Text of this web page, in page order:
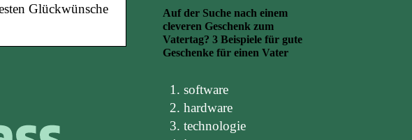
Glückwünsche
Auf der Suche nach einem
cleveren Geschenk zum
Vatertag? 3 Beispiele für gute
Geschenke für einen Vater
software
hardware
technologie